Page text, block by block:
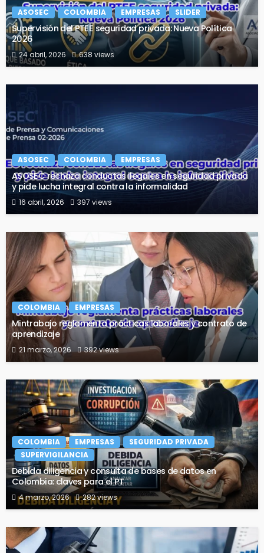
ASOSEC COLOMBIA EMPRESAS SLIDER
Supervisión del PTEE seguridad privada: Nueva Política
2026
24 abril, 2026 638 views
ASOSEC COLOMBIA EMPRESAS
ASOSEC rechaza conductas ilegales en seguridad privada
y pide lucha integral contra la informalidad
16 abril, 2026 397 views
COLOMBIA EMPRESAS
Mintrabajo reglamenta prácticas laborales y contrato de
aprendizaje
21 marzo, 2026 392 views
COLOMBIA EMPRESAS
SEGURIDAD PRIVADA
SUPERVIGILANCIA
Debida diligencia y consulta de bases de datos en
Colombia: claves para el PT
4 marzo, 2026 282 views